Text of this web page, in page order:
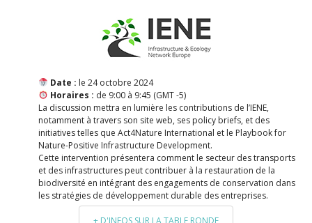
Date : le 24 octobre 2024
Horaires : de 9:00 à 9:45 (GMT -5)
La discussion mettra en lumière les contributions de l’IENE,
notamment à travers son site web, ses policy briefs, et des
initiatives telles que Act4Nature International et le Playbook for
Nature-Positive Infrastructure Development.
Cette intervention présentera comment le secteur des transports
et des infrastructures peut contribuer à la restauration de la
biodiversité en intégrant des engagements de conservation dans
les stratégies de développement durable des entreprises.
+ D'INFOS SUR LA TABLE RONDE